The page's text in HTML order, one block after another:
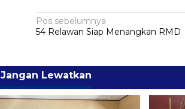
Navigasi
pos
Pos sebelumnya
54 Relawan Siap Menangkan RMD
Jangan Lewatkan